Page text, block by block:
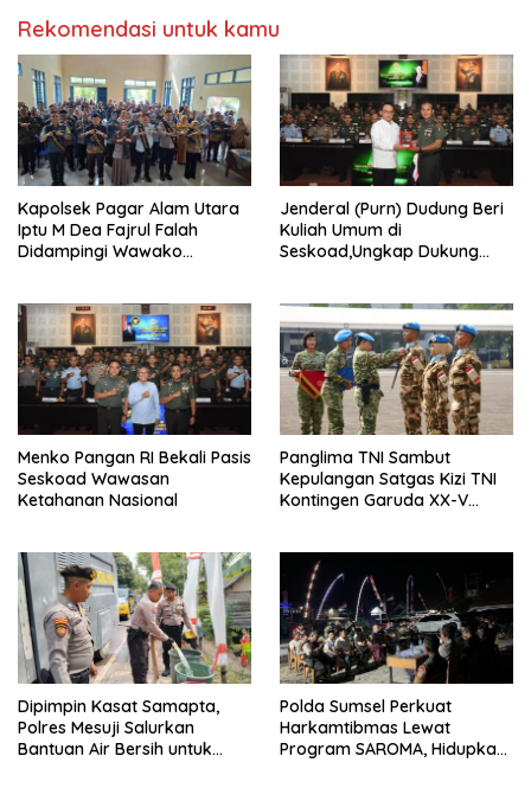
Rekomendasi untuk kamu
Kapolsek Pagar Alam Utara
Iptu M Dea Fajrul Falah
Didampingi Wawako
Jenderal (Purn) Dudung Beri
Kuliah Umum di
Seskoad,Ungkap Dukung
Menko Pangan RI Bekali Pasis
Seskoad Wawasan
Ketahanan Nasional
Panglima TNI Sambut
Kepulangan Satgas Kizi TNI
Kontingen Garuda XX-V
Dipimpin Kasat Samapta,
Polres Mesuji Salurkan
Bantuan Air Bersih untuk
Polda Sumsel Perkuat
Harkamtibmas Lewat
Program SAROMA, Hidupkan